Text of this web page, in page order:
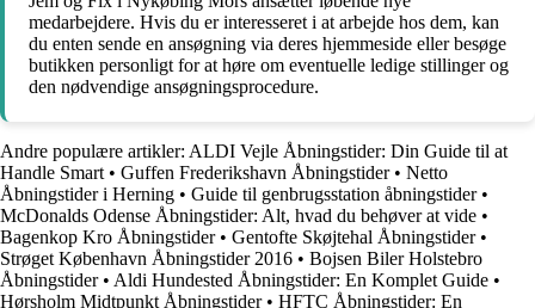
medarbejdere. Hvis du er interesseret i at arbejde hos dem, kan
du enten sende en ansøgning via deres hjemmeside eller besøge
butikken personligt for at høre om eventuelle ledige stillinger og
den nødvendige ansøgningsprocedure.
Andre populære artikler: ALDI Vejle Åbningstider: Din Guide til at
Handle Smart • Guffen Frederikshavn Åbningstider• Netto
Åbningstider i Herning • Guide til genbrugsstation åbningstider•
McDonalds Odense Åbningstider: Alt, hvad du behøver at vide •
Bagenkop Kro Åbningstider• Gentofte Skøjtehal Åbningstider•
Strøget København Åbningstider 2016 • Bojsen Biler Holstebro
Åbningstider• Aldi Hundested Åbningstider: En Komplet Guide •
Hørsholm Midtpunkt Åbningstider• HFTC Åbningstider: En